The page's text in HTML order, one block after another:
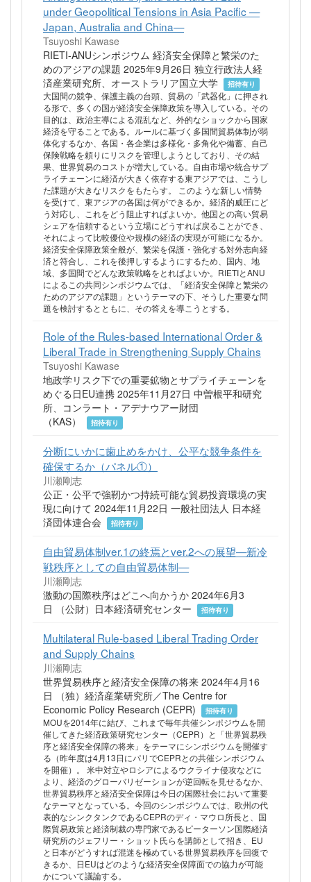
under Geopolitical Tensions in Asia Pacific —
Japan, Australia and China—
Tsuyoshi Kawase
RIETI-ANUシンポジウム 経済安全保障と繁栄のた
めのアジアの課題 2025年9月26日 独立行政法人経
済産業研究所、オーストラリア国立大学
招待有り
大国間の競争、保護主義の台頭、貿易の「武器化」に押され
る形で、多くの国が経済安全保障政策を導入している。その
目的は、政治主導による混乱など、外的なショックから国家
経済を守ることである。ルールに基づく多国間貿易体制が弱
体化するなか、各国・各企業は多様化・多角化や備蓄、自己
保険戦略を頼りにリスクを管理しようとしており、その結
果、世界貿易のコストが増大している。自由市場や統合サプ
ライチェーンに経済が大きく依存する東アジアでは、こうし
た課題が大きなリスクをもたらす。 このような新しい情勢
を受けて、東アジアの各国は何ができるか。経済的威圧にど
う対応し、これをどう阻止すればよいか。他国との高い貿易
シェアを信頼するという立場にどうすれば戻ることができ、
それによって比較優位や規模の経済の実現が可能になるか。
経済安全保障政策全般が、繁栄を保護・強化する対外志向経
済と符合し、これを後押しするようにするため、国内、地
域、多国間でどんな政策戦略をとればよいか。RIETIとANU
によるこの共同シンポジウムでは、「経済安全保障と繁栄の
ためのアジアの課題」というテーマの下、そうした重要な問
題を検討するとともに、その答えを導こうとする。
Role of the Rules-based International Order &
Liberal Trade in Strengthening Supply Chains
Tsuyoshi Kawase
地政学リスク下での重要鉱物とサプライチェーンを
めぐる日EU連携 2025年11月27日 中曽根平和研究
所、コンラート・アデナウアー財団
（KAS）
招待有り
分断にいかに歯止めをかけ、公平な競争条件を
確保するか（パネル①）
川瀬剛志
公正・公平で強靭かつ持続可能な貿易投資環境の実
現に向けて 2024年11月22日 一般社団法人 日本経
済団体連合会
招待有り
自由貿易体制ver.1の終焉とver.2への展望—新冷
戦秩序としての自由貿易体制—
川瀬剛志
激動の国際秩序はどこへ向かうか 2024年6月3
日 （公財）日本経済研究センター
招待有り
Multilateral Rule-based Liberal Trading Order
and Supply Chains
川瀬剛志
世界貿易秩序と経済安全保障の将来 2024年4月16
日 （独）経済産業研究所／The Centre for
Economic Policy Research (CEPR)
招待有り
MOUを2014年に結び、これまで毎年共催シンポジウムを開
催してきた経済政策研究センター（CEPR）と「世界貿易秩
序と経済安全保障の将来」をテーマにシンポジウムを開催す
る（昨年度は4月13日にパリでCEPRとの共催シンポジウム
を開催）。 米中対立やロシアによるウクライナ侵攻などに
より、経済のグローバリゼーションが逆回転を見せるなか、
世界貿易秩序と経済安全保障は今日の国際社会において重要
なテーマとなっている。今回のシンポジウムでは、欧州の代
表的なシンクタンクであるCEPRのディ・マウロ所長と、国
際貿易政策と経済制裁の専門家であるピーターソン国際経済
研究所のジェフリー・ショット氏らを講師として招き、EU
と日本がどうすれば混迷を極めている世界貿易秩序を回復で
きるか、日EUはどのような経済安全保障面での協力が可能
かについて議論する。